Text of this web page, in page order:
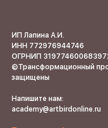
ИП Лапина А.И.
ИНН 772976944746
ОГРНИП
©Трансформационный
защищены
Напишите нам:
academy@artbirdonline.ru